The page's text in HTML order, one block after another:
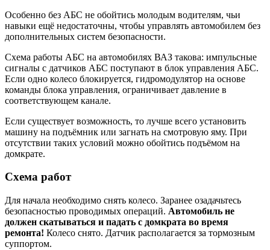
Особенно без АБС не обойтись молодым водителям, чьи
навыки ещё недостаточны, чтобы управлять автомобилем без
дополнительных систем безопасности.
Схема работы АБС на автомобилях ВАЗ такова: импульсные
сигналы с датчиков АБС поступают в блок управления АБС.
Если одно колесо блокируется, гидромодулятор на основе
команды блока управления, ограничивает давление в
соответствующем канале.
Если существует возможность, то лучше всего установить
машину на подъёмник или загнать на смотровую яму. При
отсутствии таких условий можно обойтись подъёмом на
домкрате.
Схема работ
Для начала необходимо снять колесо. Заранее озадачьтесь
безопасностью проводимых операций. Автомобиль не
должен скатываться и падать с домкрата во время
ремонта! Колесо снято. Датчик располагается за тормозным
суппортом.